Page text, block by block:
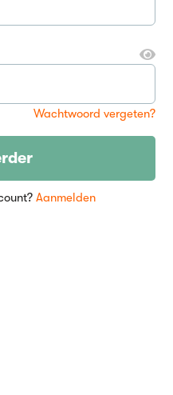
Wachtwoord vergeten?
Aanmelden